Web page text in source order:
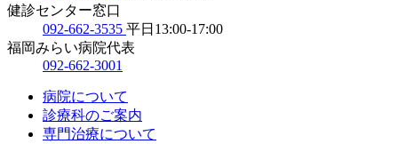
健診センター窓口
092-662-3535 平日13:00-17:00
福岡みらい病院代表
092-662-3001
病院について
診療科のご案内
専門治療について